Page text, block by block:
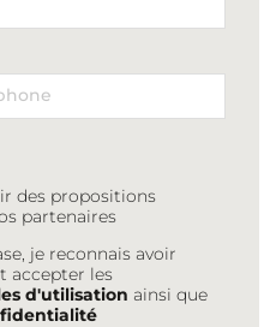
des propositions
partenaires
je reconnais avoir
accepter les
d'utilisation ainsi que